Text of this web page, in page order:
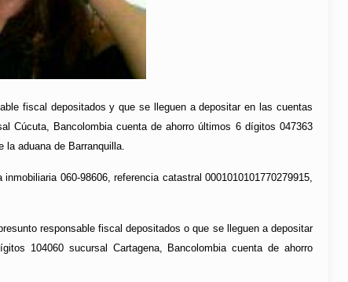
fiscal depositados y que se lleguen a depositar en las cuentas
Cúcuta, Bancolombia cuenta de ahorro últimos 6 dígitos 047363
aduana de Barranquilla.
060-98606, referencia catastral 0001010101770279915,
responsable fiscal depositados o que se lleguen a depositar
104060 sucursal Cartagena, Bancolombia cuenta de ahorro